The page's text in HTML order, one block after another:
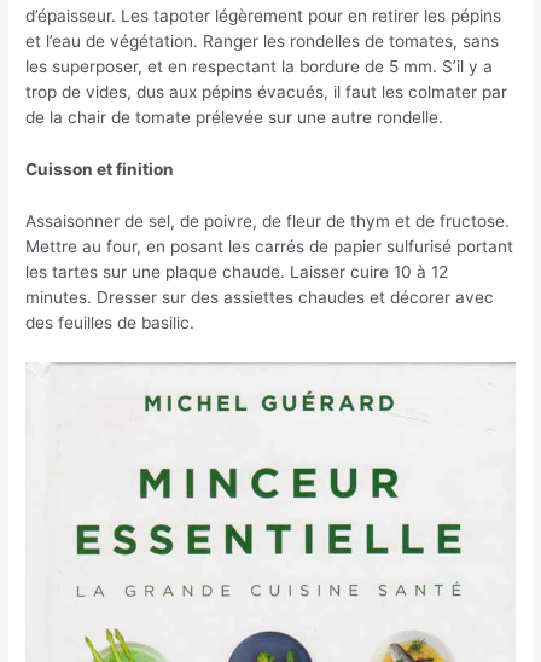
d’épaisseur. Les tapoter légèrement pour en retirer les pépins
et l’eau de végétation. Ranger les rondelles de tomates, sans
les superposer, et en respectant la bordure de 5 mm. S’il y a
trop de vides, dus aux pépins évacués, il faut les colmater par
de la chair de tomate prélevée sur une autre rondelle.
Cuisson et finition
Assaisonner de sel, de poivre, de fleur de thym et de fructose.
Mettre au four, en posant les carrés de papier sulfurisé portant
les tartes sur une plaque chaude. Laisser cuire 10 à 12
minutes. Dresser sur des assiettes chaudes et décorer avec
des feuilles de basilic.